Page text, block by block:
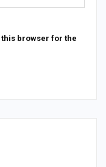
browser for the